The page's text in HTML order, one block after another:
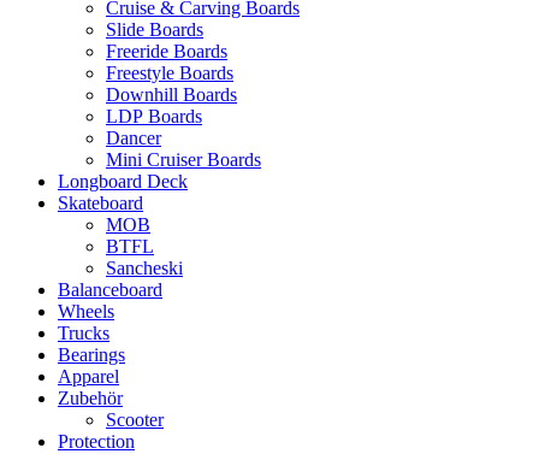
Cruise & Carving Boards
Slide Boards
Freeride Boards
Freestyle Boards
Downhill Boards
LDP Boards
Dancer
Mini Cruiser Boards
Longboard Deck
Skateboard
MOB
BTFL
Sancheski
Balanceboard
Wheels
Trucks
Bearings
Apparel
Zubehör
Scooter
Protection